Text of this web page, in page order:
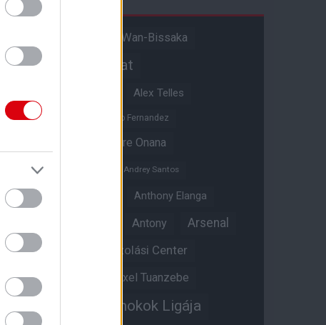
Aaron Wan-Bissaka
Akadémiai csapat
Alex Telles
Altay Bayindir Alvaro Fernandez
Andre Onana
Andreas Pereira
Andrey Santos
Angol válogatott Anthony Elanga
Antony Arsenal
Aston Villa Átigazolási Center
Átigazolások Axel Tuanzebe
Bajnokok Ligája